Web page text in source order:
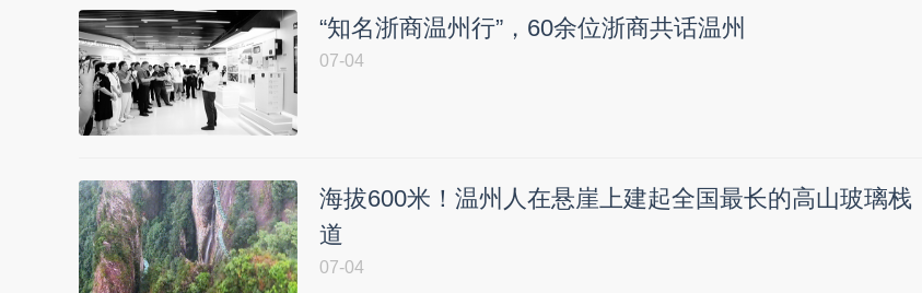
“知名浙商温州行”，60余位浙商共话温州
07-04
海拔600米！温州人在悬崖上建起全国最长的高山玻璃栈
道
07-04